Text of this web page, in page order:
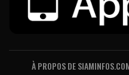
À PROPOS DE